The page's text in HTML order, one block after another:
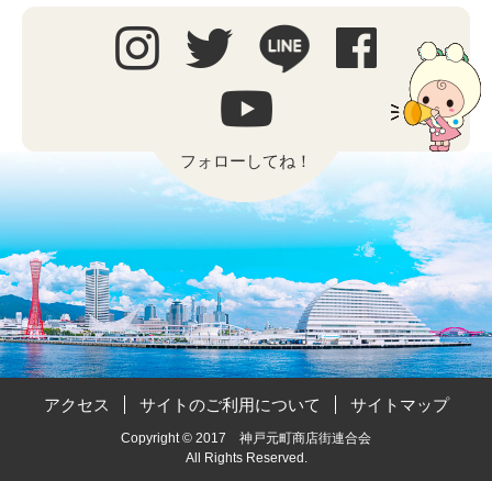
フォローしてね！
アクセス サイトのご利用について サイトマップ
Copyright © 2017 神戸元町商店街連合会
All Rights Reserved.